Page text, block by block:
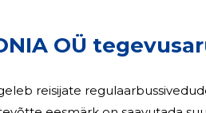
OÜ
reisijate